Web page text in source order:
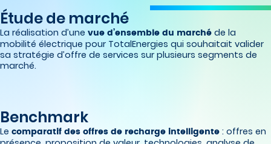
Étude de marché
La réalisation d’une vue d’ensemble du marché de la
mobilité électrique pour TotalEnergies qui souhaitait valider
sa stratégie d’offre de services sur plusieurs segments de
marché.
Benchmark
Le comparatif des offres de recharge intelligente : offres en